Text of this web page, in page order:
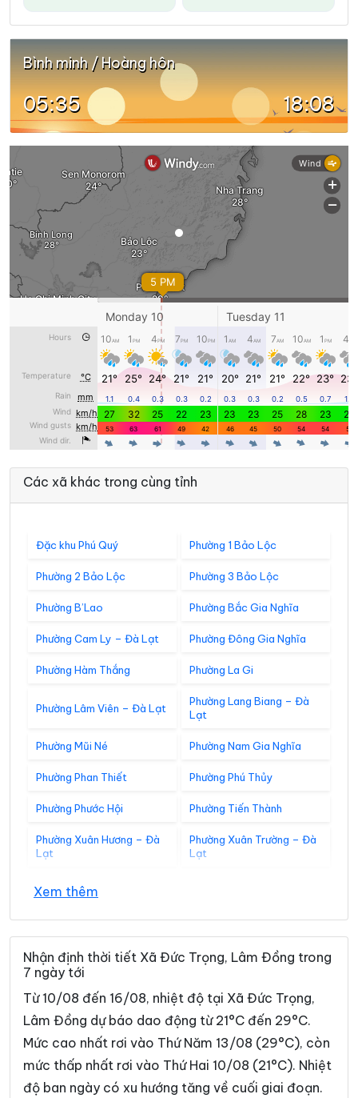
Bình minh / Hoàng hôn
05:35 18:08
Các xã khác trong cùng tỉnh
Đặc khu Phú Quý Phường 1 Bảo Lộc
Phường 2 Bảo Lộc Phường 3 Bảo Lộc
Phường B’Lao Phường Bắc Gia Nghĩa
Phường Cam Ly – Đà Lạt Phường Đông Gia Nghĩa
Phường Hàm Thắng Phường La Gi
Phường Lâm Viên – Đà Lạt
Phường Lang Biang – Đà
Lạt
Phường Mũi Né Phường Nam Gia Nghĩa
Phường Phan Thiết Phường Phú Thủy
Phường Phước Hội Phường Tiến Thành
Phường Xuân Hương – Đà
Lạt
Phường Xuân Trường – Đà
Lạt
Xã Bắc Bình
Xã Bảo Lâm 5
Xã Cát Tiên Xã Cát Tiên 2
Xã Cát Tiên 3 Xã Cư Jút
Xã D’Ran Xã Đạ Huoai
Xem thêm
Nhận định thời tiết Xã Đức Trọng, Lâm Đồng trong
7 ngày tới
Từ 10/08 đến 16/08, nhiệt độ tại Xã Đức Trọng,
Lâm Đồng dự báo dao động từ 21°C đến 29°C.
Mức cao nhất rơi vào Thứ Năm 13/08 (29°C), còn
mức thấp nhất rơi vào Thứ Hai 10/08 (21°C). Nhiệt
độ ban ngày có xu hướng tăng về cuối giai đoạn.